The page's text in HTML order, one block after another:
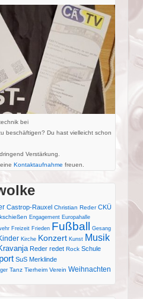
bei
beschäftigen? Du hast vielleicht schon
Verstärkung.
Kontaktaufnahme freuen.
Castrop-Rauxel Christian Reder CKÜ
Engagement Europahalle
Freizeit Frieden Fußball Gesang
Kirche Konzert Kunst Musik
Reder redet Rock Schule
SuS Merklinde
Tanz Tierheim Verein Weihnachten